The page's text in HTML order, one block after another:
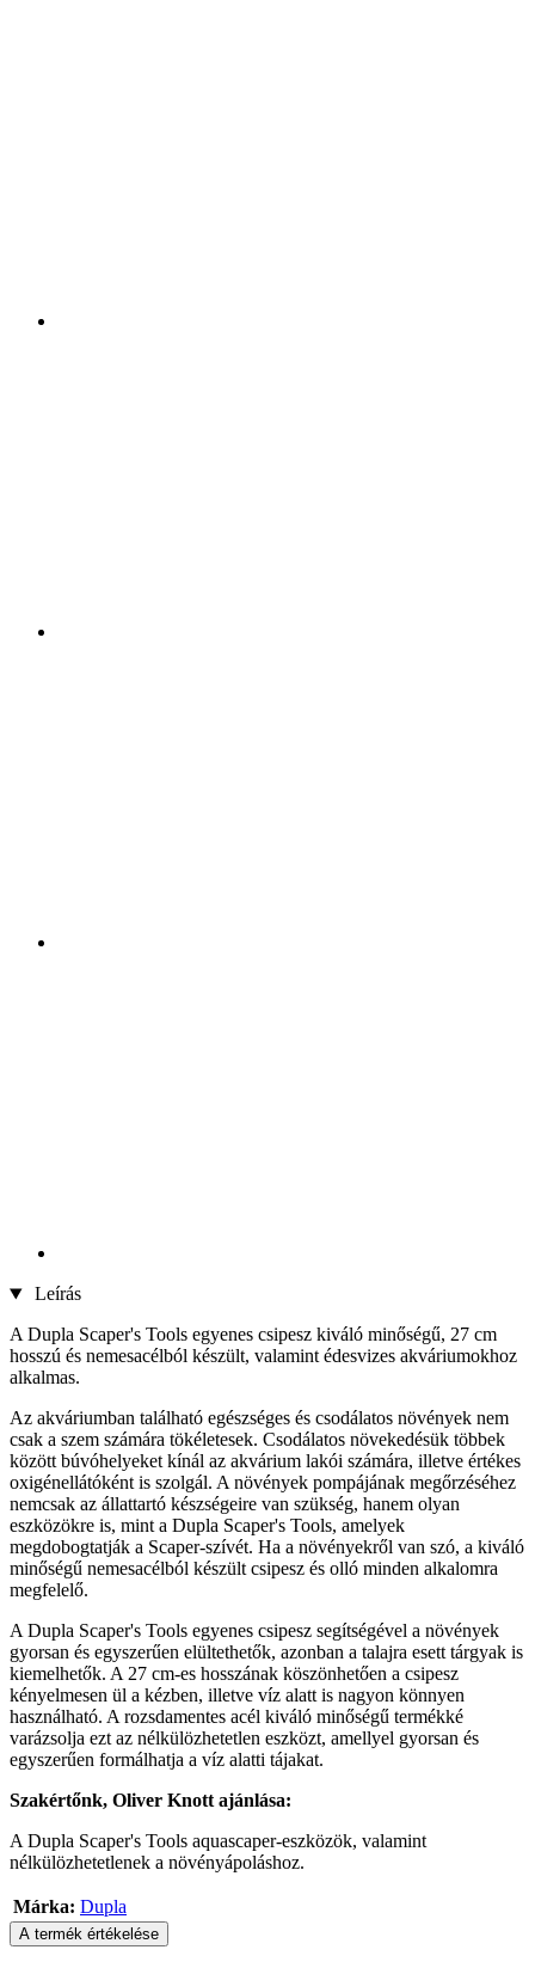
Leírás
A Dupla Scaper's Tools egyenes csipesz kiváló minőségű, 27 cm
hosszú és nemesacélból készült, valamint édesvizes akváriumokhoz
alkalmas.
Az akváriumban található egészséges és csodálatos növények nem
csak a szem számára tökéletesek. Csodálatos növekedésük többek
között búvóhelyeket kínál az akvárium lakói számára, illetve értékes
oxigénellátóként is szolgál. A növények pompájának megőrzéséhez
nemcsak az állattartó készségeire van szükség, hanem olyan
eszközökre is, mint a Dupla Scaper's Tools, amelyek
megdobogtatják a Scaper-szívét. Ha a növényekről van szó, a kiváló
minőségű nemesacélból készült csipesz és olló minden alkalomra
megfelelő.
A Dupla Scaper's Tools egyenes csipesz segítségével a növények
gyorsan és egyszerűen elültethetők, azonban a talajra esett tárgyak is
kiemelhetők. A 27 cm-es hosszának köszönhetően a csipesz
kényelmesen ül a kézben, illetve víz alatt is nagyon könnyen
használható. A rozsdamentes acél kiváló minőségű termékké
varázsolja ezt az nélkülözhetetlen eszközt, amellyel gyorsan és
egyszerűen formálhatja a víz alatti tájakat.
Szakértőnk, Oliver Knott ajánlása:
A Dupla Scaper's Tools aquascaper-eszközök, valamint
nélkülözhetetlenek a növényápoláshoz.
Márka: Dupla
A termék értékelése